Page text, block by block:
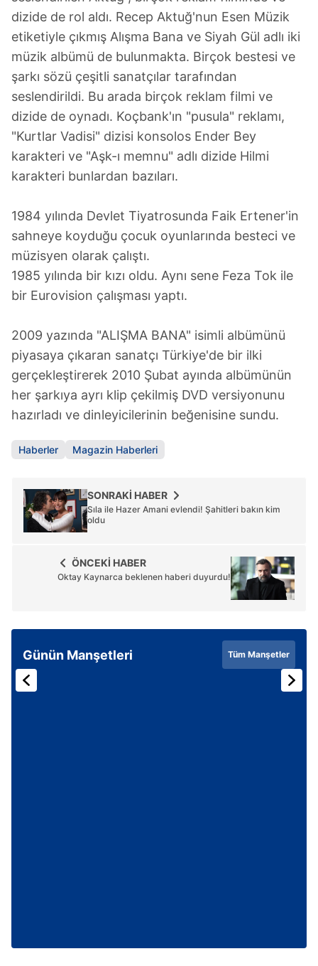
Sizlere daha iyi bir hizmet sunabilmek için İnternet
Sitemizde kendimize ve üçüncü kişilere ait çerezler
kullanılmaktadır. Bu çerezler vasıtasıyla çeşitli kişisel
verileriniz işlenmekte olup gerekli olan çerezler bilgi
toplumu hizmetlerinin sunulması amacıyla
kullanılmaktadır. Diğer çerezler, sitemizin daha işlevsel
kılınması ve kişiselleştirilmesi ve sizlere yönelik
reklam/pazarlama faaliyetlerinin yapılması, amaçlarıyla
sınırlı olarak açık rızanız dahilinde kullanılacaktır.
Çerezlere ilişkin tercihlerinizi aşağıda yer alan panel
için Ayarlar butonuna tıklayabilir,
Çerez Bilgilendirme
Metnimizi
ziyaret edebilirsiniz.
6698 sayılı Kişisel Verilerin Korunması Kanunu uyarınca
hazırlanmış Aydınlatma Metnimizi okumak ve sitemizde
ilgili mevzuata uygun olarak kullanılan çerezlerle ilgili bilgi
dizide de rol aldı. Recep Aktuğ'nun Esen Müzik
etiketiyle çıkmış Alışma Bana ve Siyah Gül adlı iki
müzik albümü de bulunmakta. Birçok bestesi ve
şarkı sözü çeşitli sanatçılar tarafından
seslendirildi. Bu arada birçok reklam filmi ve
dizide de oynadı. Koçbank'ın "pusula" reklamı,
"Kurtlar Vadisi" dizisi konsolos Ender Bey
karakteri ve "Aşk-ı memnu" adlı dizide Hilmi
karakteri bunlardan bazıları.
1984 yılında Devlet Tiyatrosunda Faik Ertener'in
sahneye koyduğu çocuk oyunlarında besteci ve
müzisyen olarak çalıştı.
1985 yılında bir kızı oldu. Aynı sene Feza Tok ile
bir Eurovision çalışması yaptı.
2009 yazında "ALIŞMA BANA" isimli albümünü
piyasaya çıkaran sanatçı Türkiye'de bir ilki
gerçekleştirerek 2010 Şubat ayında albümünün
her şarkıya ayrı klip çekilmiş DVD versiyonunu
hazırladı ve dinleyicilerinin beğenisine sundu.
Haberler Magazin Haberleri
SONRAKİ HABER
Sıla ile Hazer Amani evlendi! Şahitleri bakın kim
oldu
ÖNCEKİ HABER
Oktay Kaynarca beklenen haberi duyurdu!
Günün Manşetleri Tüm Manşetler